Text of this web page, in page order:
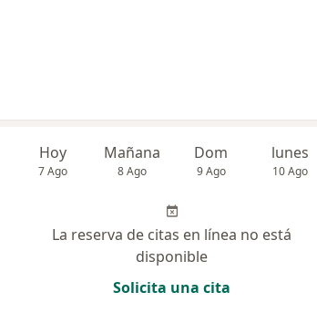
Hoy
7 Ago
Mañana
8 Ago
Dom
9 Ago
lunes
10 Ago
La reserva de citas en línea no está
disponible
Solicita una cita